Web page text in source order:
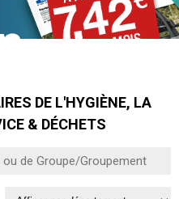
DE L'HYGIÈNE, LA
& DÉCHETS